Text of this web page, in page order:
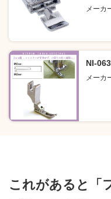
メーカ
NI-
メーカ
これがあると「